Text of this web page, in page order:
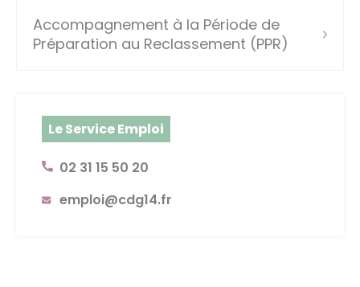
Accompagnement à la Période de
Préparation au Reclassement (PPR)
Le Service Emploi
02 31 15 50 20
emploi@cdg14.fr